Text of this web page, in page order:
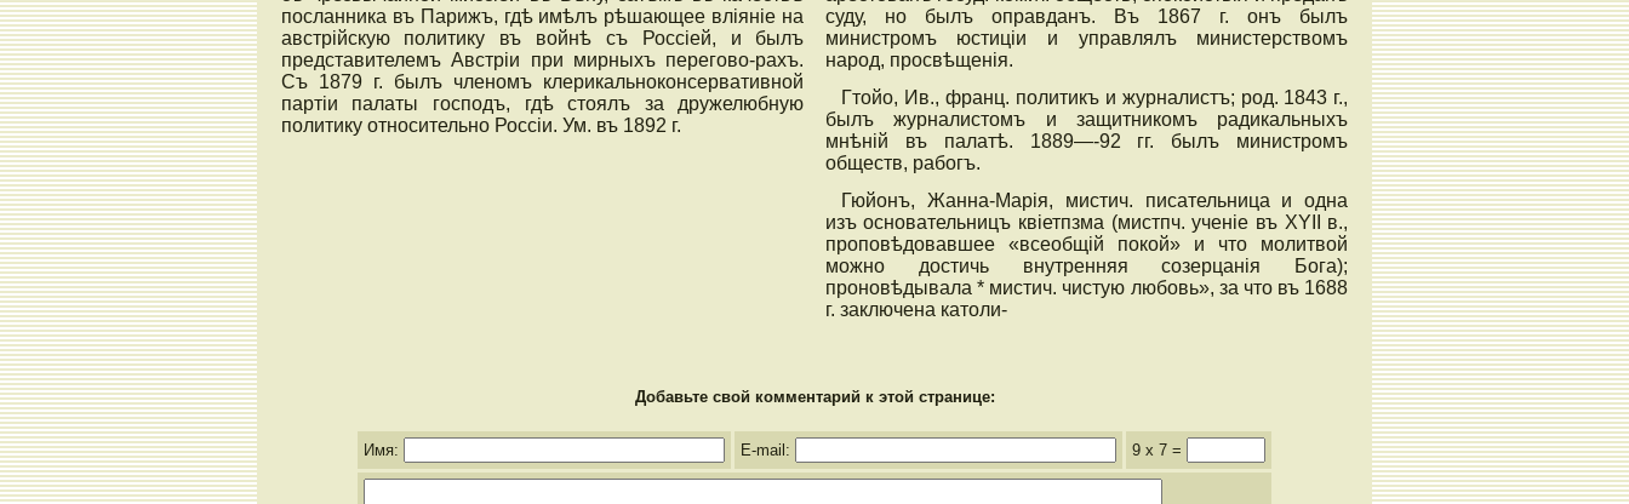
посланника въ Парижъ, гдѣ имѣлъ рѣшающее вліяніе на
австрійскую политику въ войнѣ съ Россіей, и былъ
представителемъ Австріи при мирныхъ перегово-рахъ.
Съ 1879 г. былъ членомъ клерикальноконсервативной
партіи палаты господъ, гдѣ стоялъ за дружелюбную
политику относительно Россіи. Ум. въ 1892 г.
суду, но былъ оправданъ. Въ 1867 г. онъ былъ
министромъ юстиціи и управлялъ министерствомъ
народ, просвѣщенія.
Гтойо, Ив., франц. политикъ и журналистъ; род. 1843 г.,
былъ журналистомъ и защитникомъ радикальныхъ
мнѣній въ палатѣ. 1889—-92 гг. былъ министромъ
обществ, рабогъ.
Гюйонъ, Жанна-Марія, мистич. писательница и одна
изъ основательницъ квіетпзма (мистпч. ученіе въ XYII в.,
проповѣдовавшее «всеобщій покой» и что молитвой
можно достичь внутренняя созерцанія Бога);
проновѣдывала * мистич. чистую любовь», за что въ 1688
г. заключена католи-
Добавьте свой комментарий к этой странице:
Имя: E-mail: 9 x 7 =